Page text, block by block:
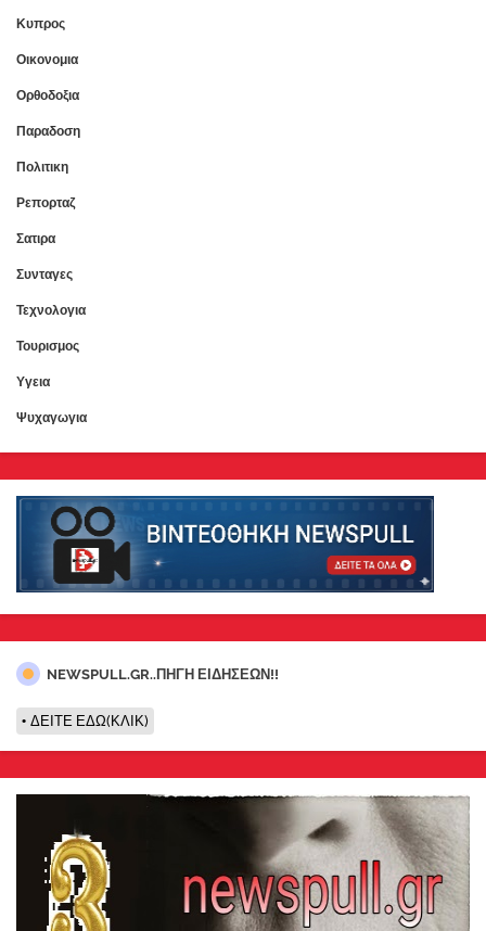
Κυπρος
Οικονομια
Ορθοδοξια
Παραδοση
Πολιτικη
Ρεπορταζ
Σατιρα
Συνταγες
Τεχνολογια
Τουρισμος
Υγεια
Ψυχαγωγια
NEWSPULL.GR..ΠΗΓΗ ΕΙΔΗΣΕΩΝ!!
ΔΕΙΤΕ ΕΔΩ(ΚΛΙΚ)